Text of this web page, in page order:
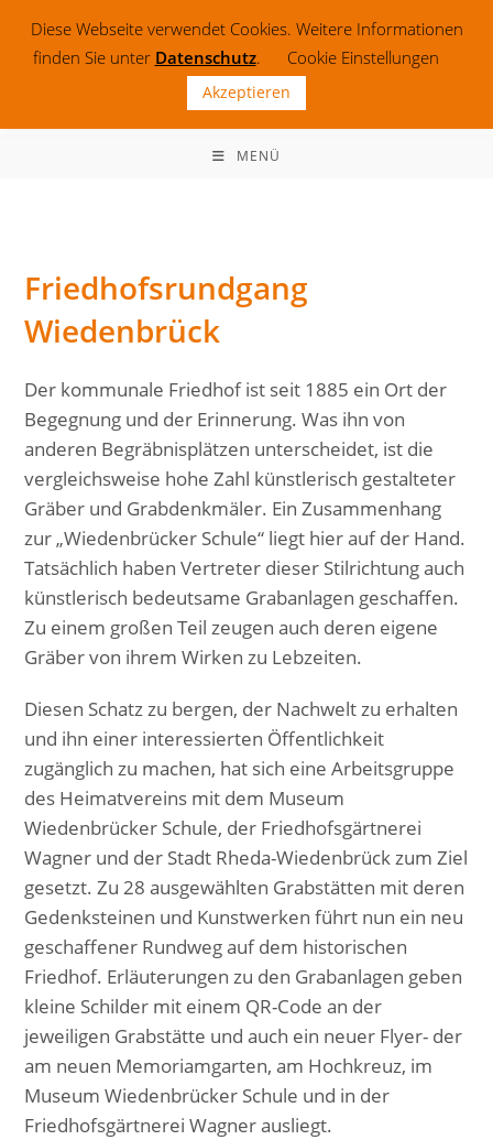
Inhalt
springen
MENÜ
Friedhofsrundgang
Wiedenbrück
Der kommunale Friedhof ist seit 1885 ein Ort der
Begegnung und der Erinnerung. Was ihn von
anderen Begräbnisplätzen unterscheidet, ist die
vergleichsweise hohe Zahl künstlerisch gestalteter
Gräber und Grabdenkmäler. Ein Zusammenhang
zur „Wiedenbrücker Schule“ liegt hier auf der Hand.
Tatsächlich haben Vertreter dieser Stilrichtung auch
künstlerisch bedeutsame Grabanlagen geschaffen.
Zu einem großen Teil zeugen auch deren eigene
Gräber von ihrem Wirken zu Lebzeiten.
Diesen Schatz zu bergen, der Nachwelt zu erhalten
und ihn einer interessierten Öffentlichkeit
zugänglich zu machen, hat sich eine Arbeitsgruppe
des Heimatvereins mit dem Museum
Wiedenbrücker Schule, der Friedhofsgärtnerei
Wagner und der Stadt Rheda-Wiedenbrück zum Ziel
gesetzt. Zu 28 ausgewählten Grabstätten mit deren
Gedenksteinen und Kunstwerken führt nun ein neu
geschaffener Rundweg auf dem historischen
Friedhof. Erläuterungen zu den Grabanlagen geben
kleine Schilder mit einem QR-Code an der
jeweiligen Grabstätte und auch ein neuer Flyer- der
am neuen Memoriamgarten, am Hochkreuz, im
Museum Wiedenbrücker Schule und in der
Friedhofsgärtnerei Wagner ausliegt.
Diese Webseite verwendet Cookies. Weitere Informationen
finden Sie unter Datenschutz. Cookie Einstellungen
Akzeptieren